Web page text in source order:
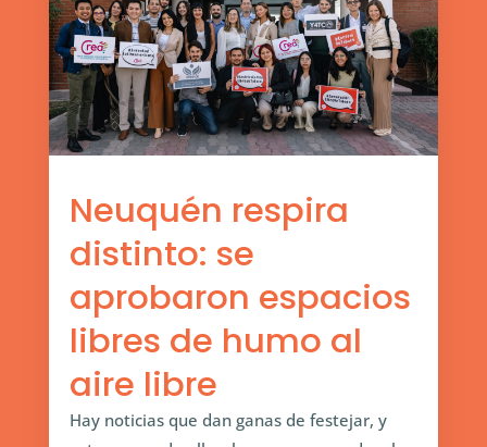
Neuquén respira
distinto: se
aprobaron espacios
libres de humo al
aire libre
Hay noticias que dan ganas de festejar, y